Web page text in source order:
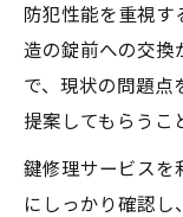
防犯性能を重視す
造の錠前への交換
で、現状の問題点
提案してもらうこ
鍵修理サービスを
にしっかり確認し